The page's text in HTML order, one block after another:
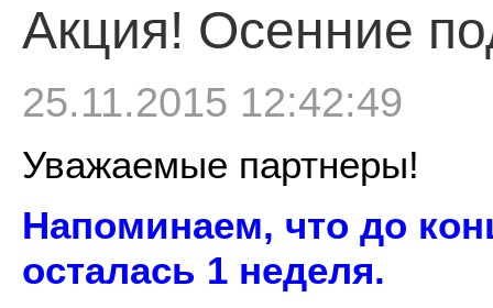
Акция! Осенние
25.11.2015 12:42:49
Уважаемые партнеры!
Напоминаем, что до
осталась 1 неделя.